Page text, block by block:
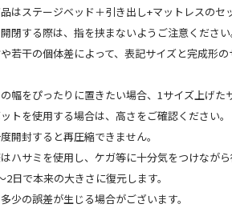
はステージベッド＋引き出し+マットレスのセ
閉する際は、指を挟まないようご注意ください
若干の個体差によって、表記サイズと完成形
幅をぴったりに置きたい場合、1サイズ上げた
トを使用する場合は、高さをご確認ください。
開封すると再圧縮できません。
ハサミを使用し、ケガ等に十分気をつけながら
日で本来の大きさに復元します。
少の誤差が生じる場合がございます。